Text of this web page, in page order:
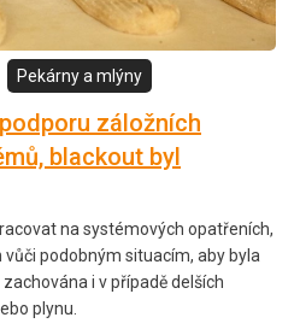
Pekárny a mlýny
záložních
blackout byl
na systémových opatřeních,
podobným situacím, aby byla
i v případě delších
plynu.